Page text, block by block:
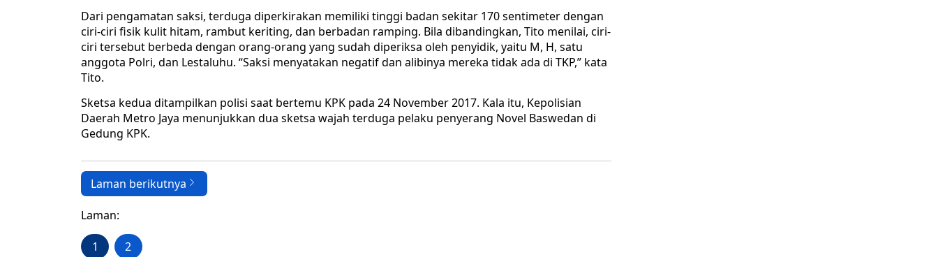
Dari pengamatan saksi, terduga diperkirakan memiliki tinggi badan sekitar 170 sentimeter dengan
ciri-ciri fisik kulit hitam, rambut keriting, dan berbadan ramping. Bila dibandingkan, Tito menilai, ciri-
ciri tersebut berbeda dengan orang-orang yang sudah diperiksa oleh penyidik, yaitu M, H, satu
anggota Polri, dan Lestaluhu. “Saksi menyatakan negatif dan alibinya mereka tidak ada di TKP,” kata
Tito.
Sketsa kedua ditampilkan polisi saat bertemu KPK pada 24 November 2017. Kala itu, Kepolisian
Daerah Metro Jaya menunjukkan dua sketsa wajah terduga pelaku penyerang Novel Baswedan di
Gedung KPK.
Laman berikutnya
Laman:
1 2